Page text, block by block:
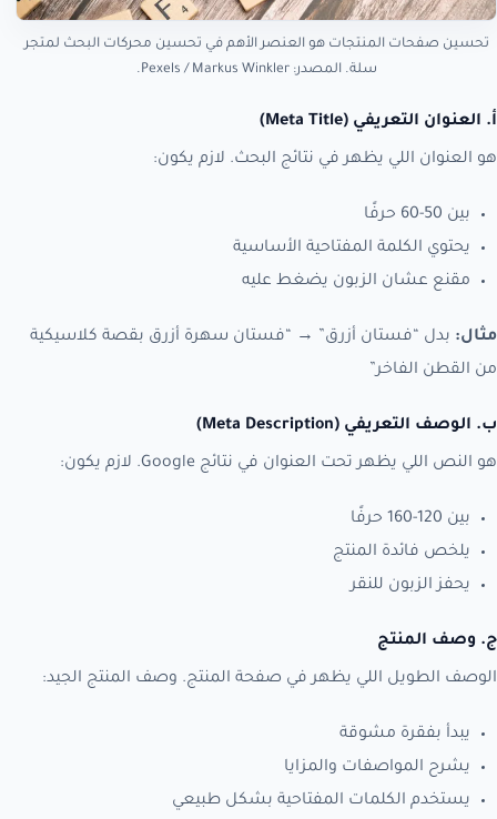
تحسين صفحات المنتجات هو العنصر الأهم في تحسين محركات البحث لمتجر
سلة. المصدر: Pexels / Markus Winkler.
أ. العنوان التعريفي (Meta Title)
هو العنوان اللي يظهر في نتائج البحث. لازم يكون:
بين 50-60 حرفًا
يحتوي الكلمة المفتاحية الأساسية
مقنع عشان الزبون يضغط عليه
مثال: بدل “فستان أزرق” → “فستان سهرة أزرق بقصة كلاسيكية
من القطن الفاخر”
ب. الوصف التعريفي (Meta Description)
هو النص اللي يظهر تحت العنوان في نتائج Google. لازم يكون:
بين 120-160 حرفًا
يلخص فائدة المنتج
يحفز الزبون للنقر
ج. وصف المنتج
الوصف الطويل اللي يظهر في صفحة المنتج. وصف المنتج الجيد:
يبدأ بفقرة مشوقة
يشرح المواصفات والمزايا
يستخدم الكلمات المفتاحية بشكل طبيعي